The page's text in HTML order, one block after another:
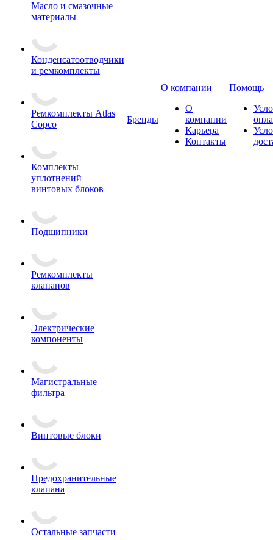
Масло и смазочные
материалы
Конденсатоотводчики
и ремкомплекты
Ремкомплекты Atlas
Copco
Комплекты
уплотнений
винтовых блоков
Подшипники
Ремкомплекты
клапанов
Электрические
компоненты
Магистральные
фильтра
Винтовые блоки
Предохранительные
клапана
Остальные запчасти
Бренды
О компании
О
компании
Карьера
Контакты
Помощь